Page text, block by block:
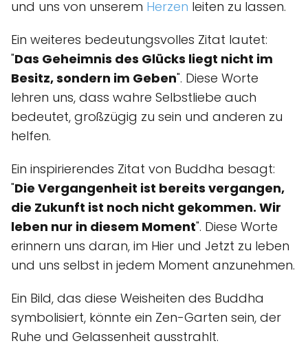
und uns von unserem Herzen leiten zu lassen.
Ein weiteres bedeutungsvolles Zitat lautet:
"Das Geheimnis des Glücks liegt nicht im
Besitz, sondern im Geben". Diese Worte
lehren uns, dass wahre Selbstliebe auch
bedeutet, großzügig zu sein und anderen zu
helfen.
Ein inspirierendes Zitat von Buddha besagt:
"Die Vergangenheit ist bereits vergangen,
die Zukunft ist noch nicht gekommen. Wir
leben nur in diesem Moment". Diese Worte
erinnern uns daran, im Hier und Jetzt zu leben
und uns selbst in jedem Moment anzunehmen.
Ein Bild, das diese Weisheiten des Buddha
symbolisiert, könnte ein Zen-Garten sein, der
Ruhe und Gelassenheit ausstrahlt.